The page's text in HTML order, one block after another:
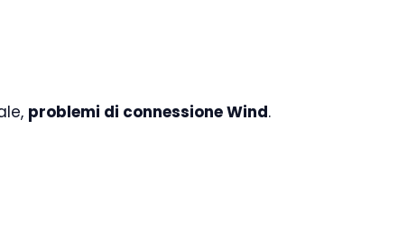
problemi di connessione Wind.